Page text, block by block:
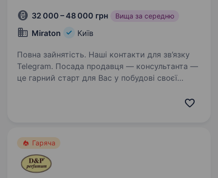
32 000 – 48 000 грн Вища за середню
Miraton Київ
Повна зайнятість. Наші контакти для зв’язку
Telegram. Посада продавця — консультанта —
це гарний старт для Вас у побудові своєї
Гаряча